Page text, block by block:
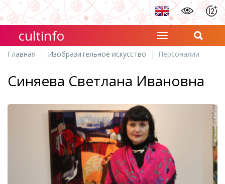
cultinfo
Главная Изобразительное искусство Персоналии
Синяева Светлана Ивановна